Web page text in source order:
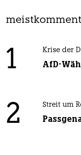
1 Krise der
AfD-
2 Streit um